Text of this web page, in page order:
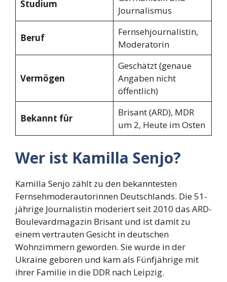
Studium
Journalismus
Beruf
Fernsehjournalistin,
Moderatorin
Vermögen
Geschätzt (genaue
Angaben nicht
öffentlich)
Bekannt für
Brisant (ARD), MDR
um 2, Heute im Osten
Wer ist Kamilla Senjo?
Kamilla Senjo zählt zu den bekanntesten
Fernsehmoderautorinnen Deutschlands. Die 51-
jährige Journalistin moderiert seit 2010 das ARD-
Boulevardmagazin Brisant und ist damit zu
einem vertrauten Gesicht in deutschen
Wohnzimmern geworden. Sie wurde in der
Ukraine geboren und kam als Fünfjährige mit
ihrer Familie in die DDR nach Leipzig.